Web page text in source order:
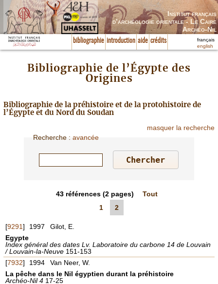
Institut français
d’archéologie orientale - Le Caire
Archéo-Nil
bibliographie introduction aide crédits
français
english
Bibliographie de l’Égypte des
Origines
Bibliographie de la préhistoire et de la protohistoire de
l’Égypte et du Nord du Soudan
masquer la recherche
Recherche :avancée
43 références(2 pages)
Tout
1
2
[9291] 1997
Gilot, E.
Egypte
Index général des dates Lv. Laboratoire du carbone 14 de Louvain
/ Louvain-la-Neuve 151-153
[7932] 1994
Van Neer, W.
La pêche dans le Nil égyptien durant la préhistoire
Archéo-Nil 4 17-25